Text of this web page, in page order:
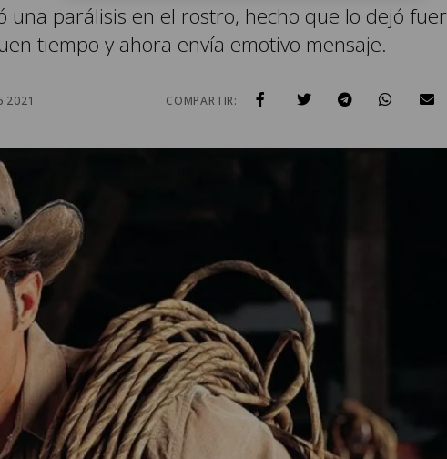
una parálisis en el rostro, hecho que lo dejó
tiempo y ahora envía emotivo mensaje.
2021 COMPARTIR: